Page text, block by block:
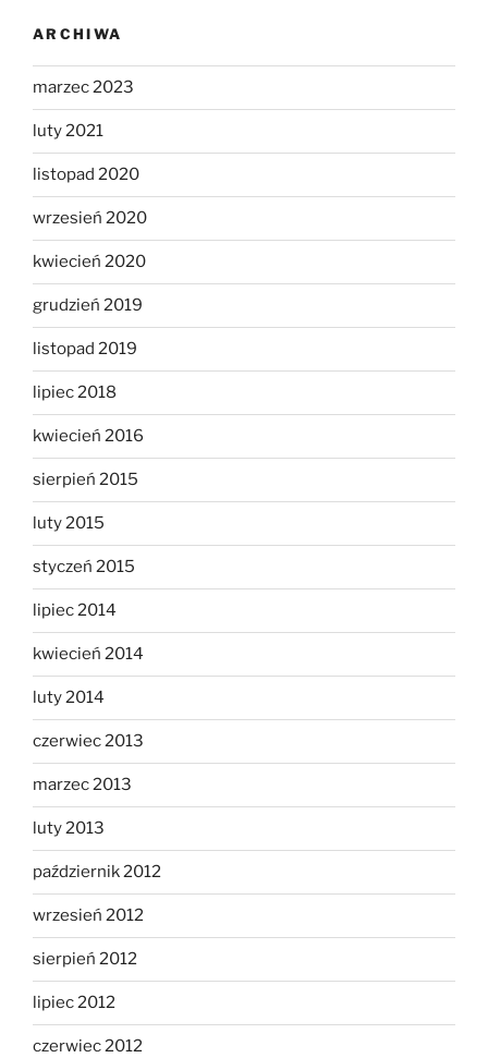
ARCHIWA
marzec 2023
luty 2021
listopad 2020
wrzesień 2020
kwiecień 2020
grudzień 2019
listopad 2019
lipiec 2018
kwiecień 2016
sierpień 2015
luty 2015
styczeń 2015
lipiec 2014
kwiecień 2014
luty 2014
czerwiec 2013
marzec 2013
luty 2013
październik 2012
wrzesień 2012
sierpień 2012
lipiec 2012
czerwiec 2012